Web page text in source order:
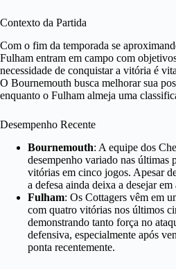
Contexto da Partida
Com o fim da temporada se
Fulham entram em campo com
necessidade de conquistar a vitória é
O Bournemouth busca melhorar sua
enquanto o Fulham almeja uma
Desempenho Recente
Bournemouth: A equipe dos
desempenho variado nas últimas
vitórias em cinco jogos. Apesar
a defesa ainda deixa a desejar em
Fulham: Os Cottagers vêm em
com quatro vitórias nos últimos
demonstrando tanto força no
defensiva, especialmente após
ponta recentemente.